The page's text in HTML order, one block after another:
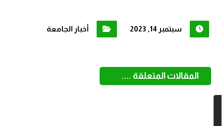
سبتمبر 14, 2023 أخبار الجامعة
المقالات المتعلقة ....